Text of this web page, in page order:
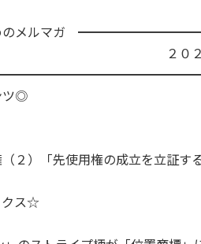
めのメルマガ
５年６
ツ◎
２）「先使用権の成立を立証する
ス☆